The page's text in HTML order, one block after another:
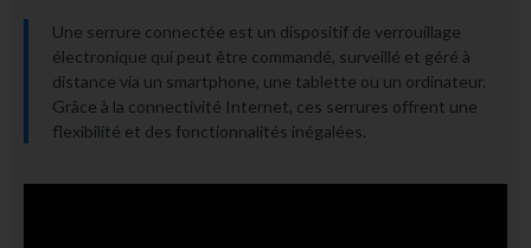
Une serrure connectée est un dispositif de verrouillage
électronique qui peut être commandé, surveillé et géré à
distance via un smartphone, une tablette ou un ordinateur.
Grâce à la connectivité Internet, ces serrures offrent une
flexibilité et des fonctionnalités inégalées.